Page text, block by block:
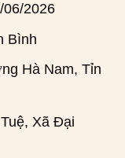
06/2026
Bình
Hà Nam, Tỉnh
Xã Đại